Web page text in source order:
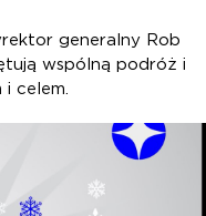
generalny Rob
wspólną podróż i
celem.